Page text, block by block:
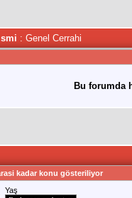
: Genel Cerrahi
Bu forumda
kadar konu gösteriliyor
Yaş